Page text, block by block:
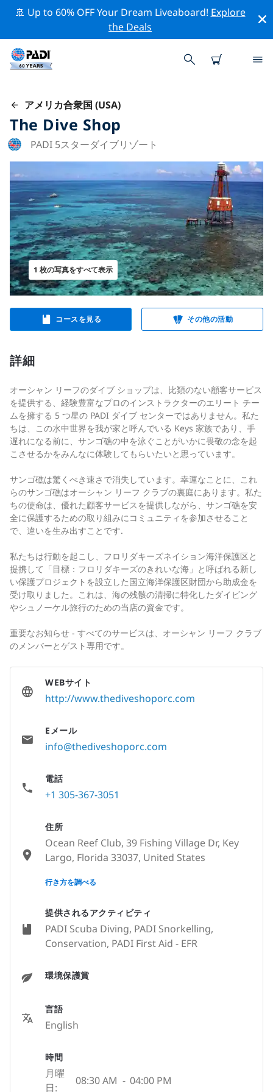
🚢 Up to 60% OFF Your Dream Liveaboard! Explore
the Deals
アメリカ合衆国 (USA)
The Dive Shop
PADI 5スターダイブリゾート
1 枚の写真をすべて表示
コースを見る その他の活動
詳細
オーシャン リーフのダイブ ショップは、比類のない顧客サービス
を提供する、経験豊富なプロのインストラクターのエリート チー
ムを擁する 5 つ星の PADI ダイブ センターではありません。私た
ちは、この水中世界を我が家と呼んでいる Keys 家族であり、手
遅れになる前に、サンゴ礁の中を泳ぐことがいかに畏敬の念を起
こさせるかをみんなに体験してもらいたいと思っています。
サンゴ礁は驚くべき速さで消失しています。幸運なことに、これ
らのサンゴ礁はオーシャン リーフ クラブの裏庭にあります。私た
ちの使命は、優れた顧客サービスを提供しながら、サンゴ礁を安
全に保護するための取り組みにコミュニティを参加させること
で、違いを生み出すことです.
私たちは行動を起こし、フロリダキーズネイション海洋保護区と
提携して「目標：フロリダキーズのきれいな海」と呼ばれる新し
い保護プロジェクトを設立した国立海洋保護区財団から助成金を
受け取りました。これは、海の残骸の清掃に特化したダイビング
やシュノーケル旅行のための当店の資金です。
重要なお知らせ - すべてのサービスは、オーシャン リーフ クラブ
のメンバーとゲスト専用です。
提供されるアクティビティ
PADI Scuba Diving, PADI Snorkelling,
Conservation, PADI First Aid - EFR
環境保護賞
言語
English
時間
月曜
日:
08:30 AM - 04:00 PM
WEBサイト
http://www.thediveshoporc.com
Eメール
info@thediveshoporc.com
電話
+1 305-367-3051
住所
Ocean Reef Club, 39 Fishing Village Dr, Key
Largo, Florida 33037, United States
None
行き方を調べる